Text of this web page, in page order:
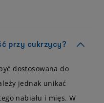
przy cukrzycy?
dostosowana do
jednak unikać
nabiału i mięs. W